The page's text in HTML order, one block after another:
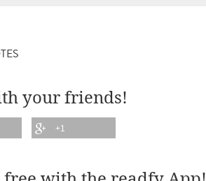
your friends!
+1